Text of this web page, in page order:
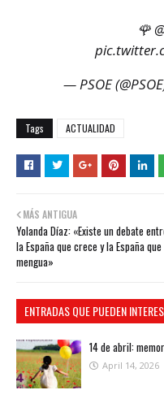
🌹
— PSOE
Tags ACTUALIDAD
MÁS ANTIGUA
Yolanda Díaz: «Existe un debate
la España que crece y la España que
mengua»
ENTRADAS QUE PUEDEN
14 de abril:
April 14, 2026